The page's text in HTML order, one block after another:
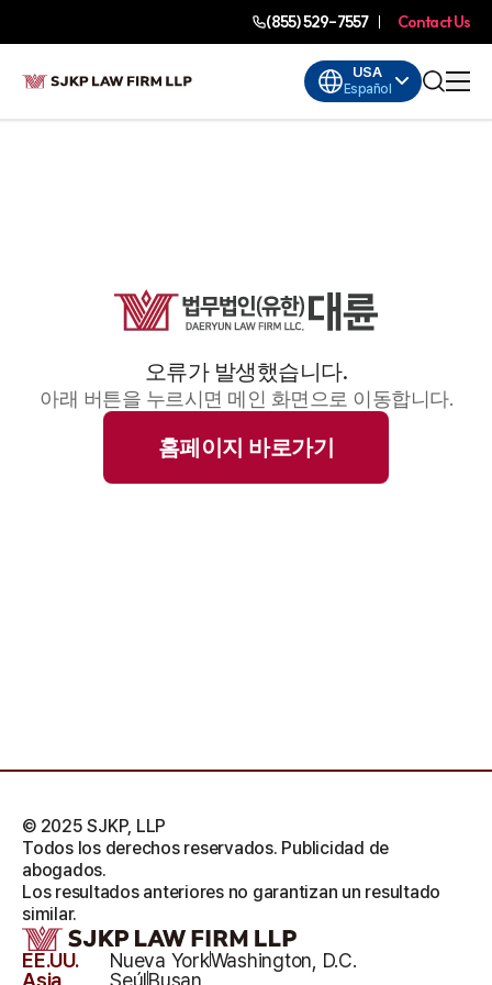
(855) 529-7557 Contact Us
USA
Español
오류가 발생했습니다.
아래 버튼을 누르시면 메인 화면으로 이동합니다.
홈페이지 바로가기
EE.UU. Nueva YorkWashington, D.C.
© 2025 SJKP, LLP
Todos los derechos reservados. Publicidad de
abogados.
Los resultados anteriores no garantizan un resultado
similar.